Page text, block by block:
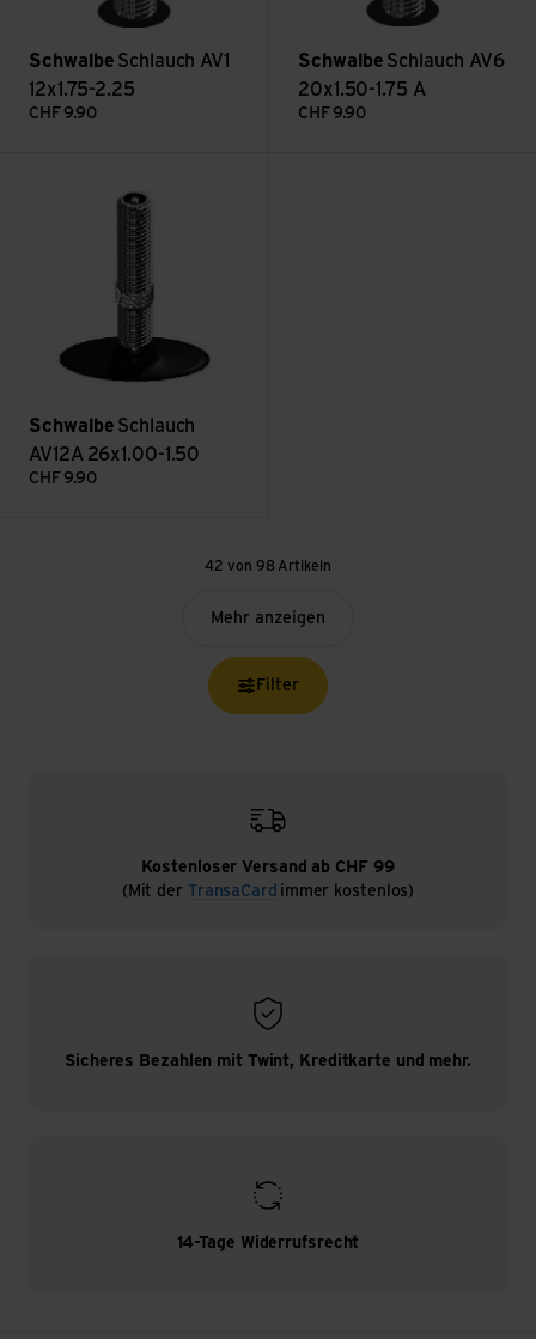
Schwalbe Schlauch AV1
12x1.75-2.25
CHF 9.90
Schwalbe Schlauch AV6
20x1.50-1.75 A
CHF 9.90
Schwalbe Schlauch
AV12A 26x1.00-1.50
CHF 9.90
42 von 98 Artikeln
Mehr anzeigen
Filter
Kostenloser Versand ab CHF 99
(Mit der TransaCard immer kostenlos)
Sicheres Bezahlen mit Twint, Kreditkarte und mehr.
14-Tage Widerrufsrecht